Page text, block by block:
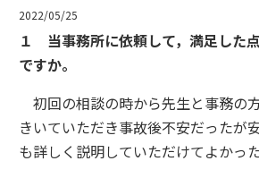
2022/05/25
１ 当事務所に依頼して，満足した
ですか。
初回の相談の時から先生と事務の
きいていただき事故後不安だったが
も詳しく説明していただけてよかった